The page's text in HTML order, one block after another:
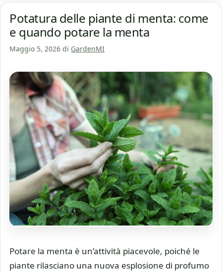
Potatura delle piante di menta: come
e quando potare la menta
Maggio 5, 2026 di GardenMI
Potare la menta è un’attività piacevole, poiché le
piante rilasciano una nuova esplosione di profumo